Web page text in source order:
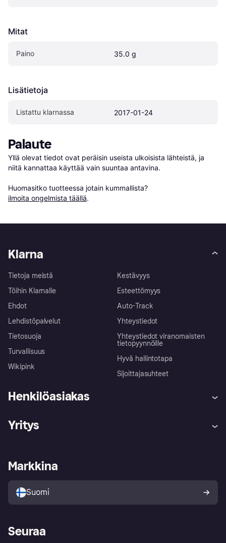
Mitat
Paino 35.0 g
Lisätietoja
Listattu klarnassa 2017-01-24
Palaute
Yllä olevat tiedot ovat peräisin useista ulkoisista lähteistä, ja
niitä kannattaa käyttää vain suuntaa antavina.
Huomasitko tuotteessa jotain kummallista?
ilmoita ongelmista täällä.
Klarna
Tietoja meistä
Töihin Klarnalle
Ehdot
Lehdistöpalvelut
Tietosuoja
Turvallisuus
Wikipink
Kestävyys
Esteettömyys
Auto-Track
Yhteystiedot
Yhteystiedot viranomaisten
tietopyynnöille
Hyvä hallintotapa
Sijoittajasuhteet
Henkilöasiakas
Ohje
Kirjaudu sisään
Tutustu kauppoihin
Ostajan turva
Yritys
Kirjaudu sisään yrityksenä
Markkina
Suomi
Seuraa